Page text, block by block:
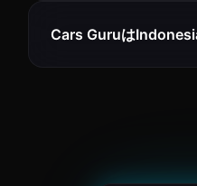
Cars Guruは